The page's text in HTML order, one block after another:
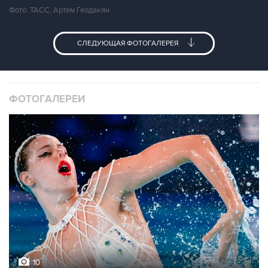
Фото: ТАСС, Артем Геодакян
СЛЕДУЮЩАЯ ФОТОГАЛЕРЕЯ
ФОТОГАЛЕРЕИ
10